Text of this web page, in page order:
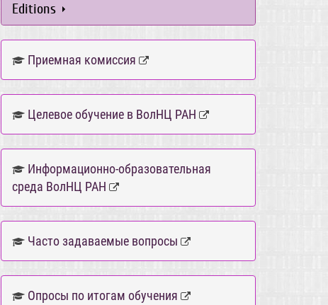
Editions
Приемная комиссия
Целевое обучение в ВолНЦ РАН
Информационно-образовательная
среда ВолНЦ РАН
Часто задаваемые вопросы
Опросы по итогам обучения